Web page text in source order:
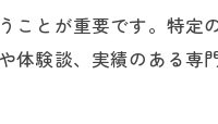
特徴と傾向
とが重要です。特
験談、実績のある